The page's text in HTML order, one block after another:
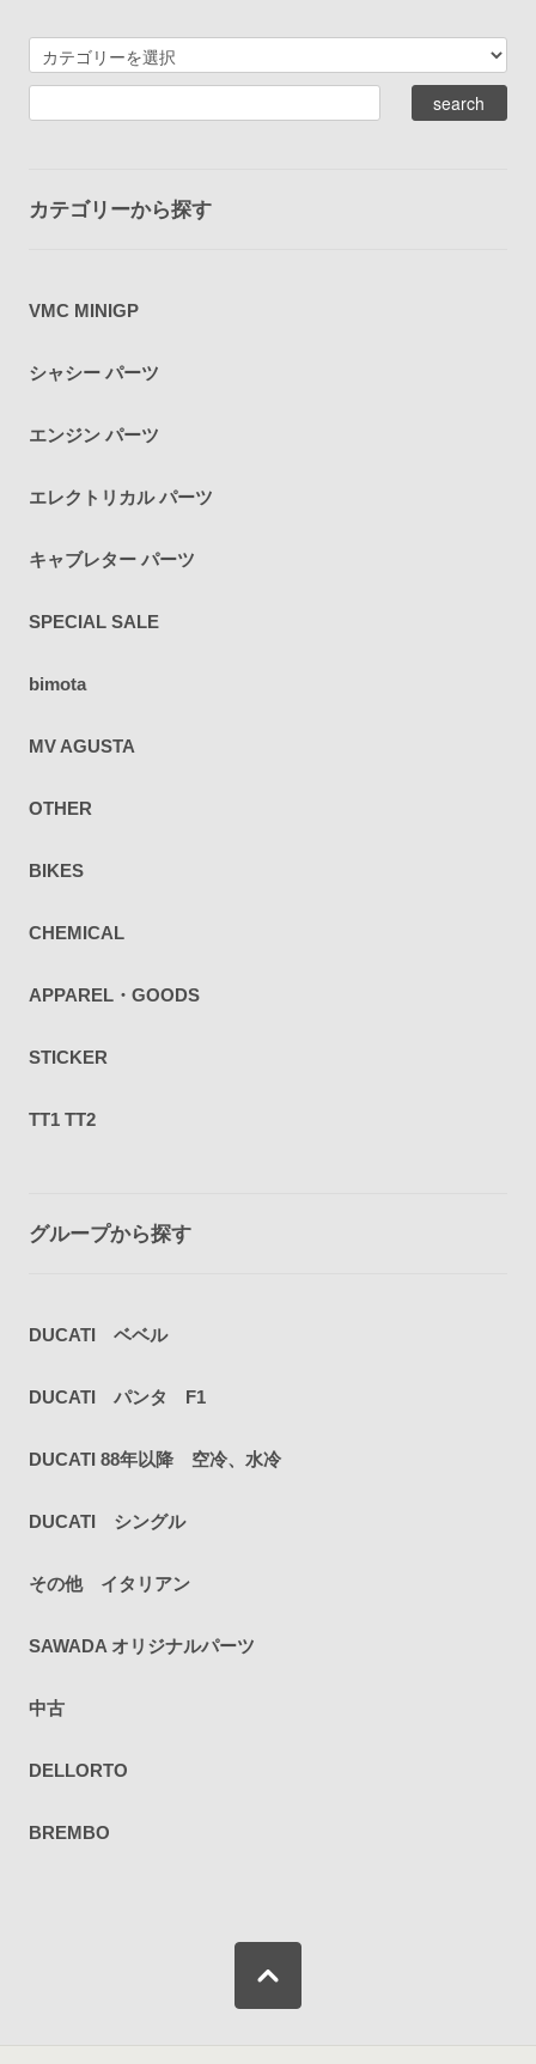
カテゴリーから探す
VMC MINIGP
シャシー パーツ
エンジン パーツ
エレクトリカル パーツ
キャブレター パーツ
SPECIAL SALE
bimota
MV AGUSTA
OTHER
BIKES
CHEMICAL
APPAREL・GOODS
STICKER
TT1 TT2
グループから探す
DUCATI ベベル
DUCATI パンタ F1
DUCATI 88年以降 空冷、水冷
DUCATI シングル
その他 イタリアン
SAWADA オリジナルパーツ
中古
DELLORTO
BREMBO